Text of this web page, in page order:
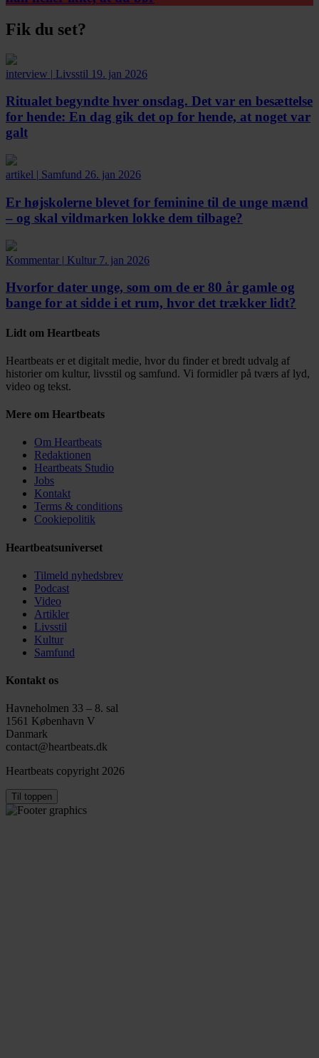
Fik du set?
interview | Livsstil 19. jan 2026
Ritualet begyndte hver onsdag. Det var en besættelse
for hende: En dag gik det op for hende, at noget var
galt
artikel | Samfund 26. jan 2026
Er højskolerne blevet for feminine til de unge mænd
– og skal vildmarken lokke dem tilbage?
Kommentar | Kultur 7. jan 2026
Hvorfor dater unge, som om de er 80 år gamle og
bange for at sidde i et rum, hvor det trækker lidt?
Lidt om Heartbeats
Heartbeats er et digitalt medie, hvor du finder et bredt udvalg af
historier om kultur, livsstil og samfund. Vi formidler på tværs af lyd,
video og tekst.
Mere om Heartbeats
Om Heartbeats
Redaktionen
Heartbeats Studio
Jobs
Kontakt
Terms & conditions
Cookiepolitik
Heartbeatsuniverset
Tilmeld nyhedsbrev
Podcast
Video
Artikler
Livsstil
Kultur
Samfund
Kontakt os
Havneholmen 33 – 8. sal
1561 København V
Danmark
contact@heartbeats.dk
Heartbeats copyright 2026
Til toppen